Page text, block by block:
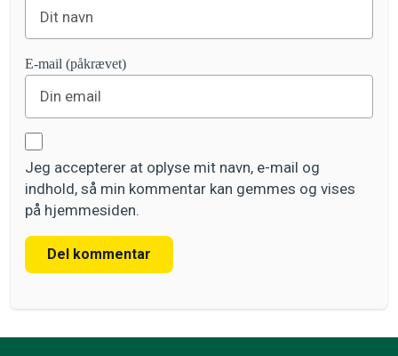
E-mail (påkrævet)
Jeg accepterer at oplyse mit navn, e-mail og
indhold, så min kommentar kan gemmes og vises
på hjemmesiden.
Del kommentar